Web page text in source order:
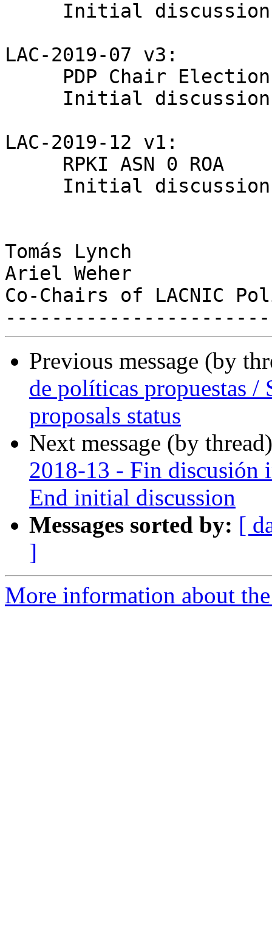
LAC-2019-07 v3:
LAC-2019-12 v1:
Tomás Lynch
Ariel Weher
Co-Chairs of LACNIC
Previous message (by
de políticas propuestas
proposals status
Next message (by
2018-13 - Fin discusión
End initial discussion
Messages sorted by: [
]
More information about